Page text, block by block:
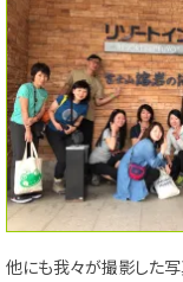
他にも我々が撮影した写